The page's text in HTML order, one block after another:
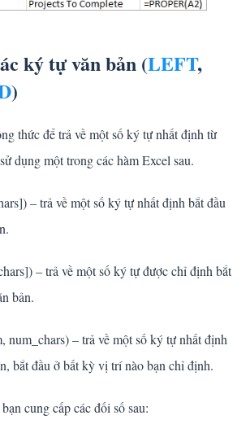
ký tự văn bản (LEFT,
)
thức để trả về một số ký tự nhất định từ
dụng một trong các hàm Excel sau.
– trả về một số ký tự nhất định bắt đầu
– trả về một số ký tự được chỉ định bắt
bản.
num_chars) – trả về một số ký tự nhất định
bắt đầu ở bất kỳ vị trí nào bạn chỉ định.
cung cấp các đối số sau: